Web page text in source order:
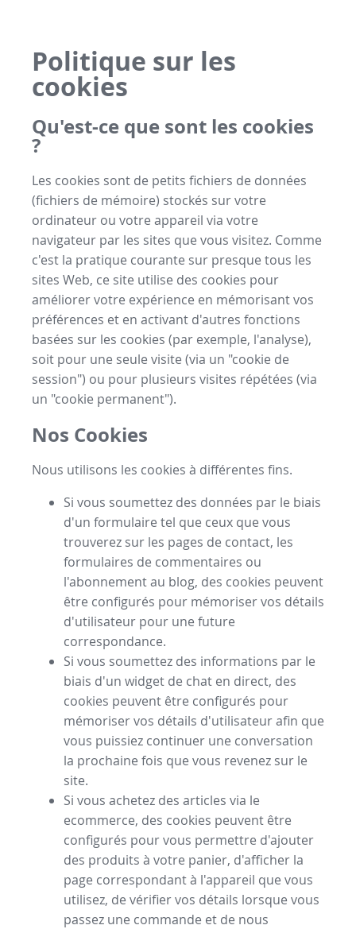
Politique sur les
cookies
Qu'est-ce que sont les cookies
?
Les cookies sont de petits fichiers de données
(fichiers de mémoire) stockés sur votre
ordinateur ou votre appareil via votre
navigateur par les sites que vous visitez. Comme
c'est la pratique courante sur presque tous les
sites Web, ce site utilise des cookies pour
améliorer votre expérience en mémorisant vos
préférences et en activant d'autres fonctions
basées sur les cookies (par exemple, l'analyse),
soit pour une seule visite (via un "cookie de
session") ou pour plusieurs visites répétées (via
un "cookie permanent").
Nos Cookies
Nous utilisons les cookies à différentes fins.
Si vous soumettez des données par le biais
d'un formulaire tel que ceux que vous
trouverez sur les pages de contact, les
formulaires de commentaires ou
l'abonnement au blog, des cookies peuvent
être configurés pour mémoriser vos détails
d'utilisateur pour une future
correspondance.
Si vous soumettez des informations par le
biais d'un widget de chat en direct, des
cookies peuvent être configurés pour
mémoriser vos détails d'utilisateur afin que
vous puissiez continuer une conversation
la prochaine fois que vous revenez sur le
site.
Si vous achetez des articles via le
ecommerce, des cookies peuvent être
configurés pour vous permettre d'ajouter
des produits à votre panier, d'afficher la
page correspondant à l'appareil que vous
utilisez, de vérifier vos détails lorsque vous
passez une commande et de nous